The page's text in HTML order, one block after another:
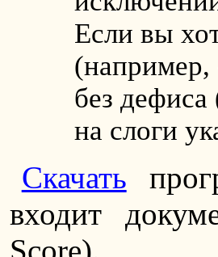
Если вы
(например,
без
на слоги
Скачать
входит